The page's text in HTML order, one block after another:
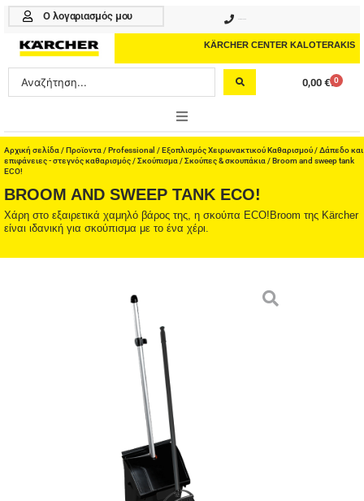
Μετάβαση
περιεχόμενο
Ο λογαριασμός μου
KÄRCHER CENTER KALOTERAKIS
Search
...
0,00 € 0
Cart
ONLINE SHOP
PROFESSIONAL
ΑΞΕΣΟΥΑΡ
ΥΠΗΡΕΣΙΕΣ-ΝΕΑ-ΛΥΣΕΙΣ
Αρχική σελίδα /Προϊοντα /Professional /Εξοπλισμός Χειρωνακτικού Καθαρισμού/Δάπεδο και
επιφάνειες - στεγνός καθαρισμός/Σκούπισμα /Σκούπες & σκουπάκια / Broom and sweep tank
ECO!
BROOM AND SWEEP TANK ECO!
Χάρη στο εξαιρετικά χαμηλό βάρος της, η σκούπα ECO!Broom της Kärcher
είναι ιδανική για σκούπισμα με το ένα χέρι.